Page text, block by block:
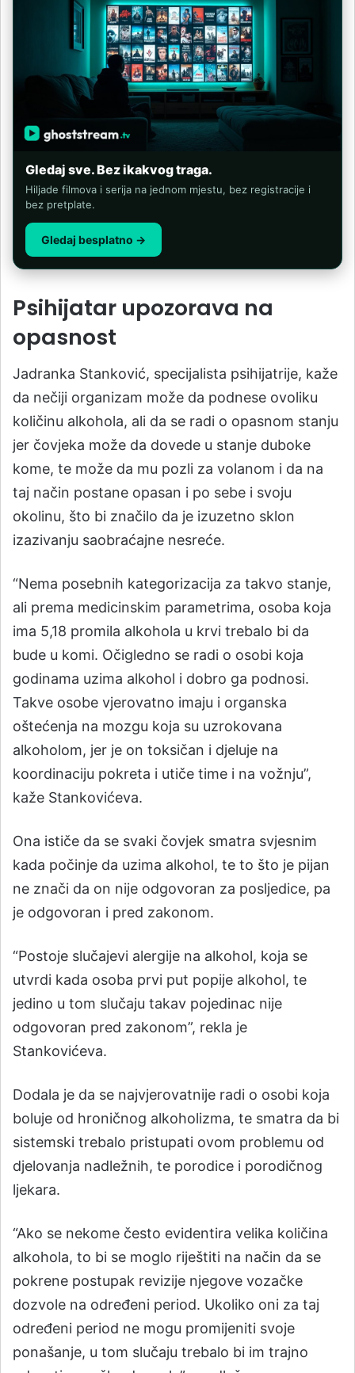
Gledaj sve. Bez ikakvog traga.
Hiljade filmova i serija na jednom mjestu, bez registracije i
bez pretplate.
Gledaj besplatno →
Psihijatar upozorava na
opasnost
Jadranka Stanković, specijalista psihijatrije, kaže
da nečiji organizam može da podnese ovoliku
količinu alkohola, ali da se radi o opasnom stanju
jer čovjeka može da dovede u stanje duboke
kome, te može da mu pozli za volanom i da na
taj način postane opasan i po sebe i svoju
okolinu, što bi značilo da je izuzetno sklon
izazivanju saobraćajne nesreće.
“Nema posebnih kategorizacija za takvo stanje,
ali prema medicinskim parametrima, osoba koja
ima 5,18 promila alkohola u krvi trebalo bi da
bude u komi. Očigledno se radi o osobi koja
godinama uzima alkohol i dobro ga podnosi.
Takve osobe vjerovatno imaju i organska
oštećenja na mozgu koja su uzrokovana
alkoholom, jer je on toksičan i djeluje na
koordinaciju pokreta i utiče time i na vožnju”,
kaže Stankovićeva.
Ona ističe da se svaki čovjek smatra svjesnim
kada počinje da uzima alkohol, te to što je pijan
ne znači da on nije odgovoran za posljedice, pa
je odgovoran i pred zakonom.
“Postoje slučajevi alergije na alkohol, koja se
utvrdi kada osoba prvi put popije alkohol, te
jedino u tom slučaju takav pojedinac nije
odgovoran pred zakonom”, rekla je
Stankovićeva.
Dodala je da se najvjerovatnije radi o osobi koja
boluje od hroničnog alkoholizma, te smatra da bi
sistemski trebalo pristupati ovom problemu od
djelovanja nadležnih, te porodice i porodičnog
ljekara.
“Ako se nekome često evidentira velika količina
alkohola, to bi se moglo riještiti na način da se
pokrene postupak revizije njegove vozačke
dozvole na određeni period. Ukoliko oni za taj
određeni period ne mogu promijeniti svoje
ponašanje, u tom slučaju trebalo bi im trajno